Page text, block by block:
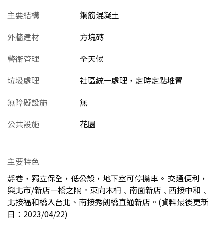
主要結構
鋼筋混凝土
外牆建材
方塊磚
警衛管理
全天候
垃圾處理
社區統一處理，定時定點堆置
無障礙設施
無
公共設施
花園
主要特色
靜巷，獨立保全，低公設，地下室可停機車。 交通便利，
與北市/新店一橋之隔。東向木柵﹑南面新店﹑西接中和﹑
北接福和橋入台北、南接秀朗橋直通新店。(資料最後更新
日：2023/04/22)